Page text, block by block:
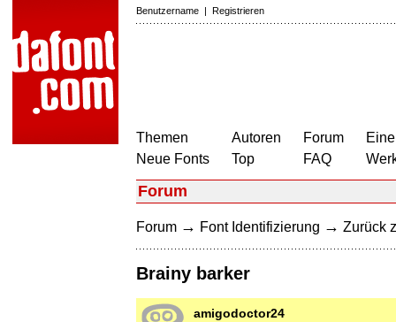
Benutzername | Registrieren
Themen
Neue Fonts
Autoren
Top
Forum
FAQ
Forum
Forum → Font Identifizierung → Zurück
Brainy barker
amigodoctor24